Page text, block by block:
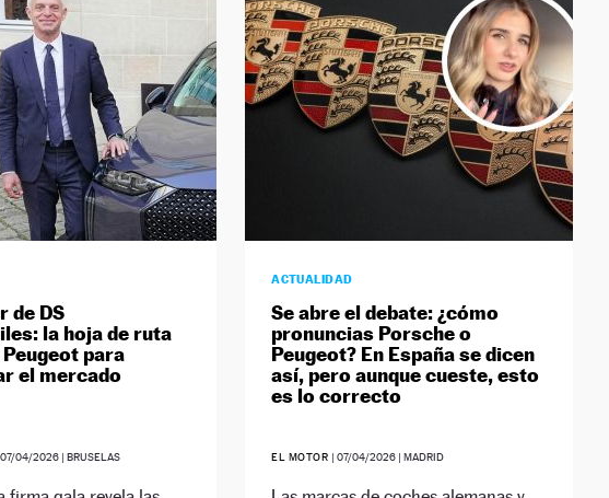
de DS
la hoja de ruta
para
el mercado
07/04/2026| BRUSELAS
ACTUALIDAD
Se abre el debate: ¿cómo
pronuncias Porsche o
Peugeot? En España se dicen
así, pero aunque cueste, esto
es lo correcto
EL MOTOR |07/04/2026 | MADRID